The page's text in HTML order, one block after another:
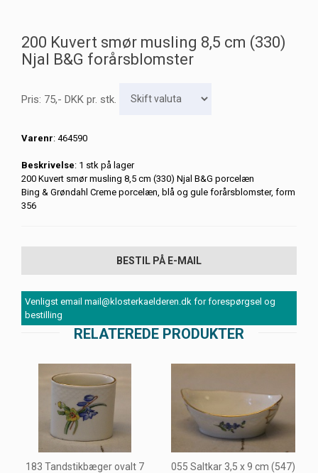
200 Kuvert smør musling 8,5 cm (330)
Njal B&G forårsblomster
Pris: 75,- DKK pr. stk.
Varenr: 464590
Beskrivelse: 1 stk på lager
200 Kuvert smør musling 8,5 cm (330) Njal B&G porcelæn
Bing & Grøndahl Creme porcelæn, blå og gule forårsblomster, form
356
BESTIL PÅ E-MAIL
Venligst email mail@klosterkaelderen.dk for forespørgsel og
bestilling
RELATEREDE PRODUKTER
183 Tandstikbæger ovalt 7
055 Saltkar 3,5 x 9 cm (547)